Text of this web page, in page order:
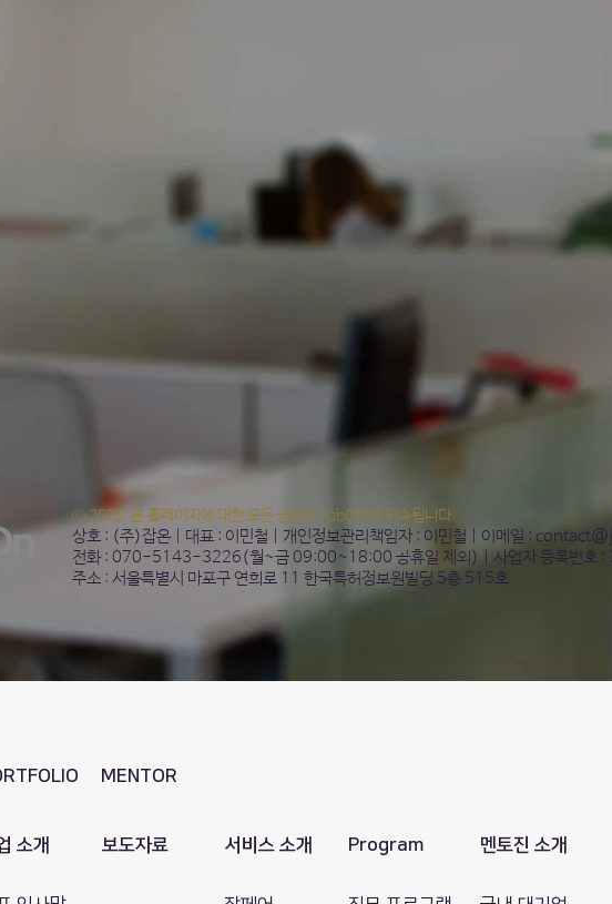
© 2020 본 홈페이지에 대한 모든 권리는 JobON에 귀속됩니다.
상호 : (주)잡온 | 대표 : 이민철 | 개인정보관리책임자 : 이민철 | 이메일 :
전화 : 070-5143-3226(월~금 09:00~18:00 공휴일 제외) | 사업자 등록번
주소 : 서울특별시 마포구 연희로 11 한국특허정보원빌딩 5층 515호
MENTOR
소개 보도자료 서비스 소개 Program 멘토진 소개